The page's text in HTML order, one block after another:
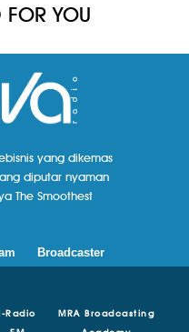
YOU
yang dikemas
diputar nyaman
The Smoothest
Broadcaster
Radio
MRA Broadcasting